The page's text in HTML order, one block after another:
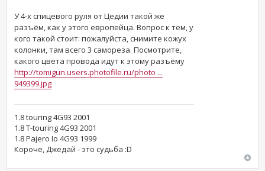
У 4-х спицевого руля от Цедии такой же
разъём, как у этого европейца. Вопрос к тем, у
кого такой стоит: пожалуйста, снимите кожух
колонки, там всего 3 самореза. Посмотрите,
какого цвета провода идут к этому разъёму
http://tomigun.users.photofile.ru/photo ...
949399.jpg
1.8 touring 4G93 2001
1.8 T-touring 4G93 2001
1.8 Pajero Io 4G93 1999
Короче, Джедай - это судьба :D